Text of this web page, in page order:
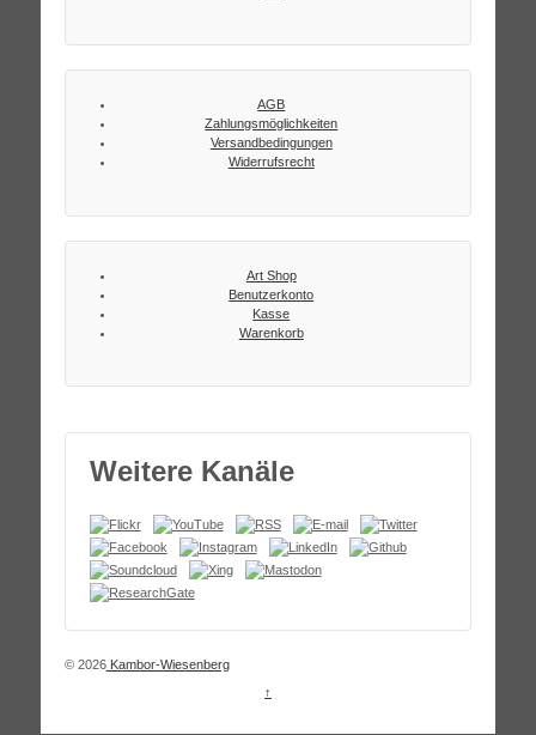
AGB
Zahlungsmöglichkeiten
Versandbedingungen
Widerrufsrecht
Art Shop
Benutzerkonto
Kasse
Warenkorb
Weitere Kanäle
© 2026Kambor-Wiesenberg
↑